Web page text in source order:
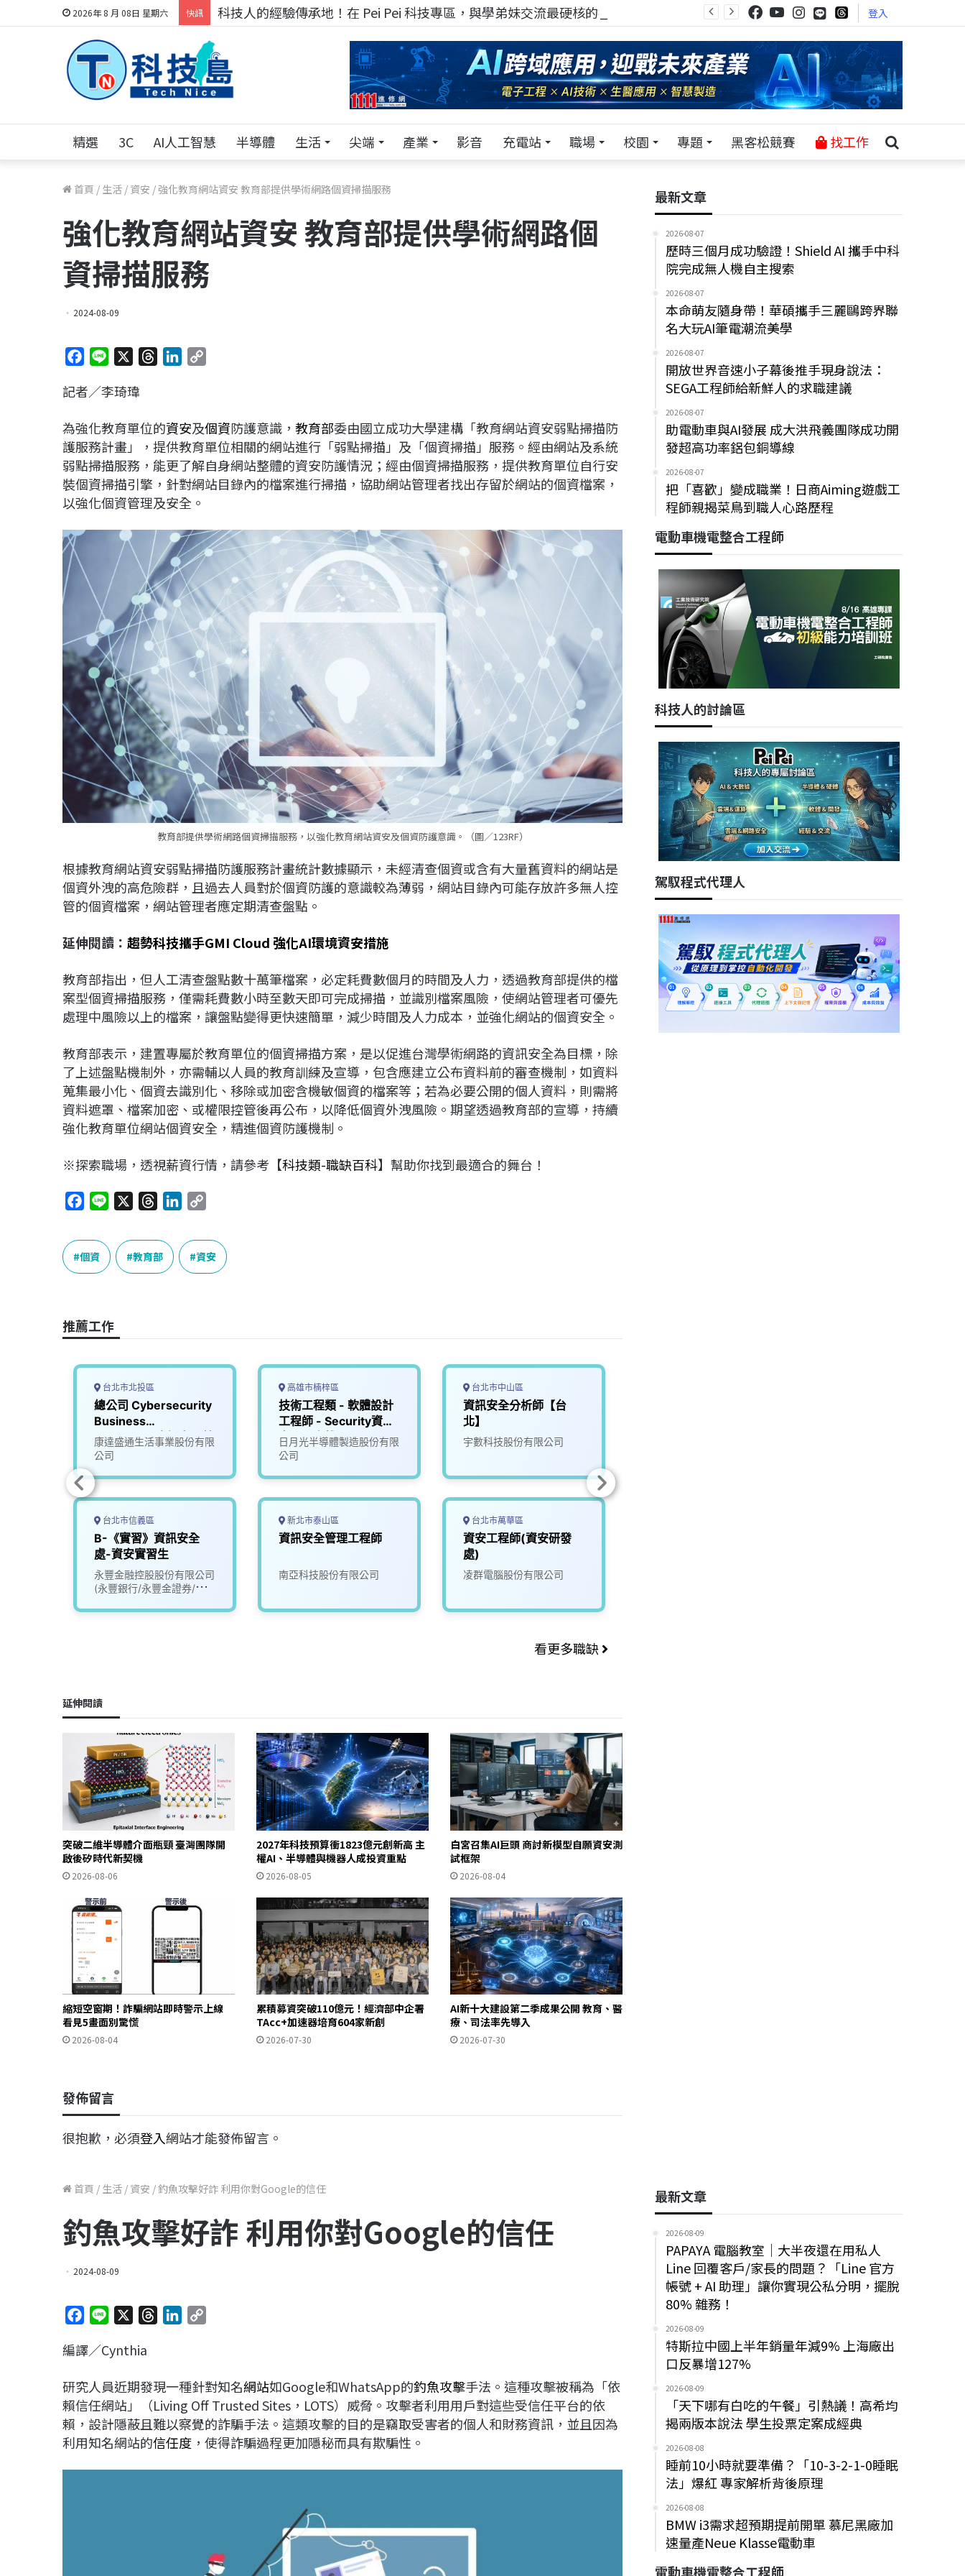
2026年 8 月 08日 星期六 快訊 科技人的經驗傳承地！在 Pei Pei 科技專區，與學弟妹交流最硬核的技術 登入
精選 3C AI人工智慧 半導體 生活 尖端 產業 影音 充電站 職場 校園 專題 黑客松競賽 找工作
首頁 / 生活 / 資安 /強化教育網站資安 教育部提供學術網路個資掃描服務
強化教育網站資安 教育部提供學術網路個
資掃描服務
2024-08-09
c
b
o
o
k
n
a
d
s
e
d
I
n
L
i
n
k
記者／李琦瑋
為強化教育單位的資安及個資防護意識， 教育部委由國立成功大學建構「教育網站資安弱點掃描防
護服務計畫」，提供教育單位相關的網站進行「弱點掃描」及「個資掃描」服務。經由網站及系統
弱點掃描服務，能更了解自身網站整體的資安防護情況；經由個資掃描服務，提供教育單位自行安
裝個資掃描引擎，針對網站目錄內的檔案進行掃描，協助網站管理者找出存留於網站的個資檔案，
以強化個資管理及安全。
教育部提供學術網路個資掃描服務，以強化教育網站資安及個資防護意識。（圖／123RF）
根據教育網站資安弱點掃描防護服務計畫統計數據顯示，未經清查個資或含有大量舊資料的網站是
個資外洩的高危險群，且過去人員對於個資防護的意識較為薄弱，網站目錄內可能存放許多無人控
管的個資檔案，網站管理者應定期清查盤點。
延伸閱讀： 趨勢科技攜手GMI Cloud 強化AI環境資安措施
教育部指出，但人工清查盤點數十萬筆檔案，必定耗費數個月的時間及人力，透過教育部提供的檔
案型個資掃描服務，僅需耗費數小時至數天即可完成掃描，並識別檔案風險，使網站管理者可優先
處理中風險以上的檔案，讓盤點變得更快速簡單，減少時間及人力成本，並強化網站的個資安全。
教育部表示，建置專屬於教育單位的個資掃描方案，是以促進台灣學術網路的資訊安全為目標，除
了上述盤點機制外，亦需輔以人員的教育訓練及宣導，包含應建立公布資料前的審查機制，如資料
蒐集最小化、個資去識別化、移除或加密含機敏個資的檔案等；若為必要公開的個人資料，則需將
資料遮罩、檔案加密、或權限控管後再公布，以降低個資外洩風險。期望透過教育部的宣導，持續
強化教育單位網站個資安全，精進個資防護機制。
※探索職場，透視薪資行情，請參考【科技類-職缺百科】幫助你找到最適合的舞台！
c
e
b
k
e
r
e
a
n
e
p
y
L
個資 教育部 資安
推薦工作
台北市北投區
總公司 Cybersecurity
Business
Manager（資訊安全營
運經理）_台北
康達盛通生活事業股份有限
公司
台北市信義區
B-《實習》資訊安全
處-資安實習生
永豐金融控股股份有限公司
(永豐銀行/永豐金證券/永豐
高雄市楠梓區
技術工程類 - 軟體設計
工程師 - Security資訊
安全【高雄】
日月光半導體製造股份有限
公司
新北市泰山區
資訊安全管理工程師
南亞科技股份有限公司
台北市中山區
資訊安全分析師【台
北】
宇數科技股份有限公司
台北市萬華區
資安工程師(資安研發
處)
凌群電腦股份有限公司
看更多職缺
延伸閱讀
突破二維半導體介面瓶頸 臺灣團隊開
啟後矽時代新契機
2026-08-06
2027年科技預算衝1823億元創新高 主
權AI、半導體與機器人成投資重點
2026-08-05
白宮召集AI巨頭 商討新模型自願資安測
試框架
2026-08-04
縮短空窗期！詐騙網站即時警示上線
看見5畫面別驚慌
2026-08-04
累積募資突破110億元！經濟部中企署
TAcc+加速器培育604家新創
2026-07-30
AI新十大建設第二季成果公開 教育、醫
療、司法率先導入
2026-07-30
發佈留言
很抱歉，必須登入網站才能發佈留言。
最新文章
2026-08-07
歷時三個月成功驗證！Shield AI 攜手中科
院完成無人機自主搜索
2026-08-07
本命萌友隨身帶！華碩攜手三麗鷗跨界聯
名大玩AI筆電潮流美學
2026-08-07
開放世界音速小子幕後推手現身說法：
SEGA工程師給新鮮人的求職建議
2026-08-07
助電動車與AI發展 成大洪飛義團隊成功開
發超高功率鋁包銅導線
2026-08-07
把「喜歡」變成職業！日商Aiming遊戲工
程師親揭菜鳥到職人心路歷程
電動車機電整合工程師
科技人的討論區
駕馭程式代理人